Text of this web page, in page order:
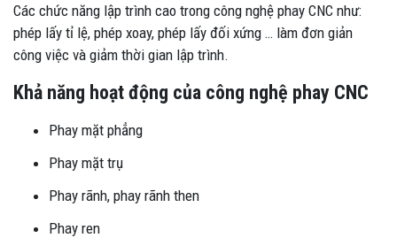
Các chức năng lập trình cao trong công nghệ phay CNC như:
phép lấy tỉ lệ, phép xoay, phép lấy đối xứng … làm đơn giản
công việc và giảm thời gian lập trình.
Khả năng hoạt động của công nghệ phay CNC
Phay mặt phẳng
Phay mặt trụ
Phay rãnh, phay rãnh then
Phay ren